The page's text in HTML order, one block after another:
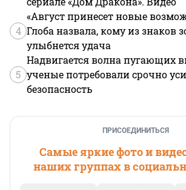
4
«Август принесет новые
Глоба назвала, кому из знаков
улыбнется удача
5
Надвигается волна пугающих
ученые потребовали срочно
безопасность
ПРИСОЕДИНИТЬСЯ
Самые яркие фото и
наших группах в